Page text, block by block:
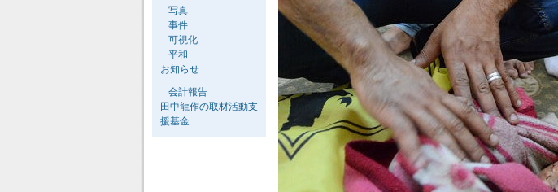
写真
事件
可視化
平和
お知らせ
会計報告
田中龍作の取材活動支
援基金